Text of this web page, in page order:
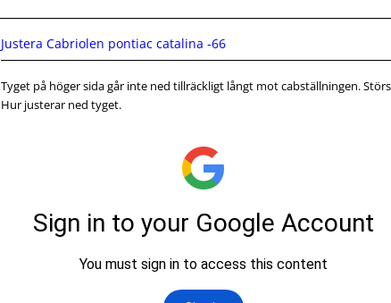
Justera Cabriolen pontiac catalina -66
Tyget på höger sida går inte ned tillräckligt långt mot cabställningen.
Hur justerar ned tyget.